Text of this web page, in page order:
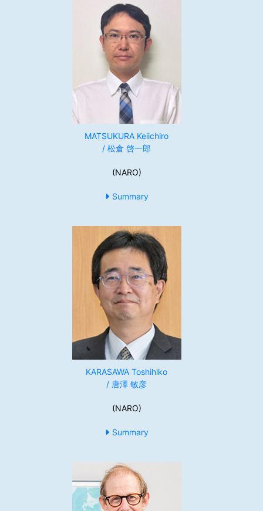
MATSUKURA Keiichiro
/ 松倉 啓一郎
(NARO)
Summary
KARASAWA Toshihiko
/ 唐澤 敏彦
(NARO)
Summary